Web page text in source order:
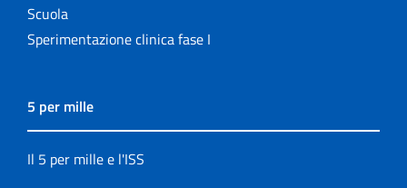
Scuola
Sperimentazione clinica fase I
5 per mille
Il 5 per mille e l'ISS